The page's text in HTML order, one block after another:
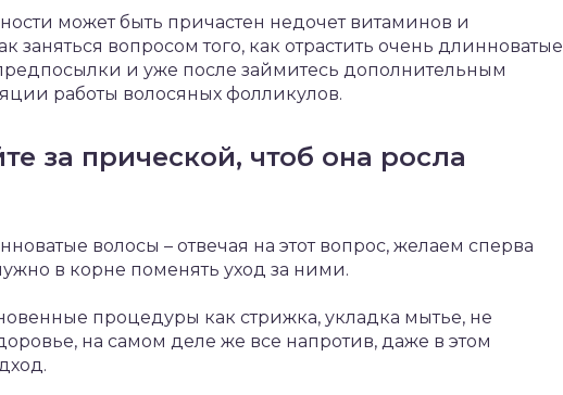
может быть причастен недочет витаминов и
заняться вопросом того, как отрастить очень длинноватые
и уже после займитесь дополнительным
работы волосяных фолликулов.
за прической, чтоб она росла
волосы – отвечая на этот вопрос, желаем сперва
в корне поменять уход за ними.
процедуры как стрижка, укладка мытье, не
на самом деле же все напротив, даже в этом